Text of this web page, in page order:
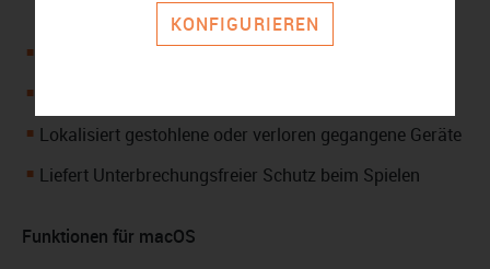
Geräte im Heimnetzwerk
Ausgestattet mit Kindersicherung
Lokalisiert gestohlene oder verloren gegangene Geräte
Liefert Unterbrechungsfreier Schutz beim Spielen
Funktionen für macOS
KONFIGURIEREN